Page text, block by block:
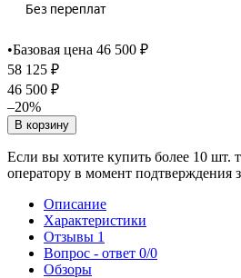
•Базовая цена 46 500 ₽
58 125 ₽
46 500 ₽
–20%
В корзину
Если вы хотите купить более 10 шт.
оператору в момент подтверждения
Описание
Характеристики
Отзывы 1
Вопрос - ответ 0/0
Обзоры